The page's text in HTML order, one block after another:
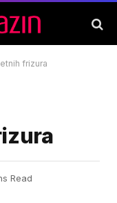
frizura
Read